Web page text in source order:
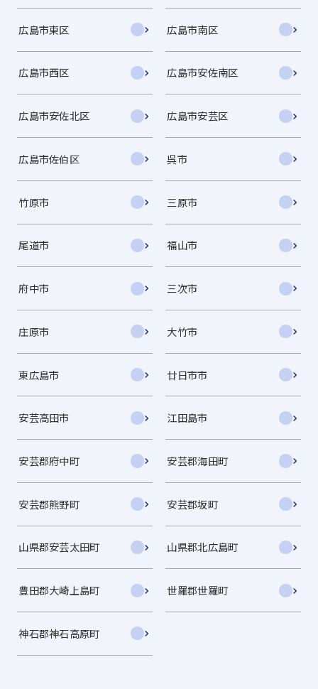
広島市東区 広島市南区
広島市西区 広島市安佐南区
広島市安佐北区 広島市安芸区
広島市佐伯区 呉市
竹原市 三原市
尾道市 福山市
府中市 三次市
庄原市 大竹市
東広島市 廿日市市
安芸高田市 江田島市
安芸郡府中町 安芸郡海田町
安芸郡熊野町 安芸郡坂町
山県郡安芸太田町 山県郡北広島町
豊田郡大崎上島町 世羅郡世羅町
神石郡神石高原町